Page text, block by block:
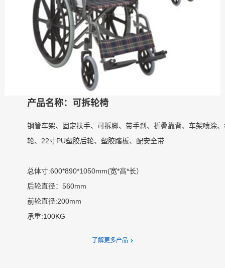
产品名称：可拆轮椅
钢管车架、固定扶手、可拆脚、带手刹、折叠靠背、车架喷涂
轮、22寸PU塑胶后轮、塑胶踏板、配安全带
总体寸:600*890*1050mm(宽*高*长）
后轮直径：560mm
前轮直径:200mm
承重:100KG
了解更多产品